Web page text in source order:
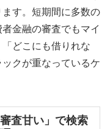
す。短期間に多数の
金融の審査でもマイ
どこにも借りれな
クが重なっているケ
査甘い」で検索